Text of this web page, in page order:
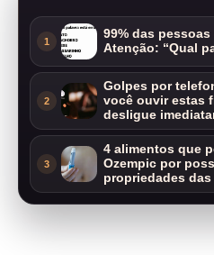
1
99% das pessoas
Atenção: “Qual
2
Golpes por
você ouvir estas
desligue
3
4 alimentos que
Ozempic por
propriedades